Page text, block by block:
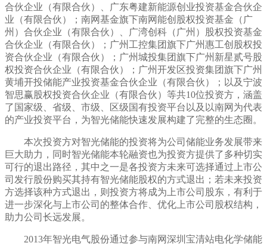
合伙企业（有限合伙）、广东粤建新能源创业投资基金合伙企
业（有限合伙）；南网基金旗下南网能创股权投资基金（广
州）合伙企业（有限合伙）、广湾创科（广州）股权投资基金
合伙企业（有限合伙）；广州工控集团旗下广州惠工创股权投
资合伙企业（有限合伙）；广州城投集团旗下广州新星贰号股
权投资合伙企业（有限合伙）；广州开发区投资集团旗下广州
黄埔开投储能产业投资基金合伙企业（有限合伙）；以及宁波
智思赢股权投资合伙企业（有限合伙）等共10位投资方， 涵盖
了国家级、省级、市级、区级国有投资平台以及以南网为代表
的产业投资平台，为智光储能快速发展构建了完整的生态圈 。
本次投资方对智光储能的投资将为公司储能业务发展带来
巨大助力，同时智光储能本轮融资也为投资方提供了多种切实
可行的退出路径，其中之一是各投资方未来可选择通过上市公
司发行股份购买其持有智光储能股权的方式退出；若未来投资
方选择该种方式退出，则投资方将成为上市公司股东，有利于
进一步深化与上市公司的整体合作、优化上市公司股权结构，
助力公司长远发展。
2013年智光电气股份通过参与南网深圳宝清站电化学储能